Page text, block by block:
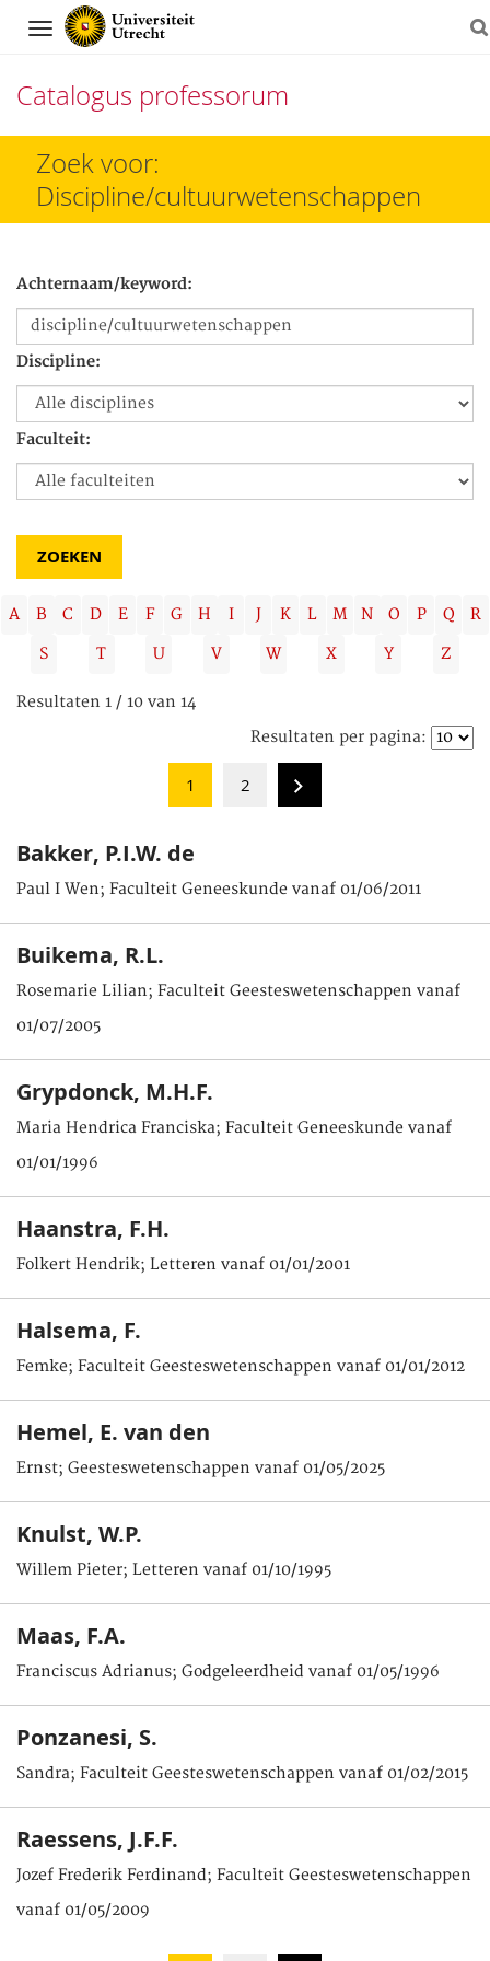
Navigation
Catalogus professorum
Direct
het
Zoek voor:
Discipline/cultuurwetenschappen
Achternaam/keyword:
Discipline:
Faculteit:
A B C D E F G H I J K L M N O P Q
R
S
T U V W X Y Z
Resultaten 1 / 10 van 14
Resultaten per pagina:
1 2
Bakker, P.I.W. de
Paul I Wen; Faculteit Geneeskunde vanaf 01/06/2011
Buikema, R.L.
Rosemarie Lilian; Faculteit Geesteswetenschappen vanaf
01/07/2005
Grypdonck, M.H.F.
Maria Hendrica Franciska; Faculteit Geneeskunde vanaf
01/01/1996
Haanstra, F.H.
Folkert Hendrik; Letteren vanaf 01/01/2001
Halsema, F.
Femke; Faculteit Geesteswetenschappen vanaf 01/01/2012
Hemel, E. van den
Ernst; Geesteswetenschappen vanaf 01/05/2025
Knulst, W.P.
Willem Pieter; Letteren vanaf 01/10/1995
Maas, F.A.
Franciscus Adrianus; Godgeleerdheid vanaf 01/05/1996
Ponzanesi, S.
Sandra; Faculteit Geesteswetenschappen vanaf 01/02/2015
Raessens, J.F.F.
Jozef Frederik Ferdinand; Faculteit Geesteswetenschappen
vanaf 01/05/2009